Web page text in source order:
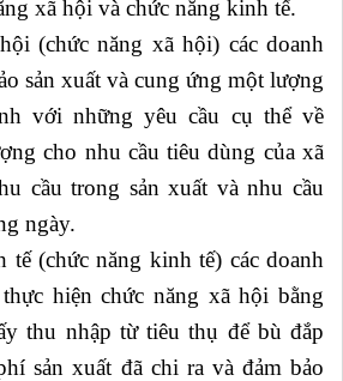
xã hội và chức năng kinh tế.
(chức năng xã hội) các doanh
sản xuất và cung ứng một lượng
với những yêu cầu cụ thể về
cho nhu cầu tiêu dùng của xã
cầu trong sản xuất và nhu cầu
ngày.
tế (chức năng kinh tế) các doanh
hiện chức năng xã hội bằng
thu nhập từ tiêu thụ để bù đắp
sản xuất đã chi ra và đảm bảo